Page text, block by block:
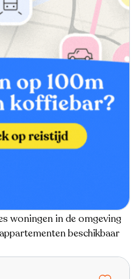
woningen in de omgeving
beschikbaar